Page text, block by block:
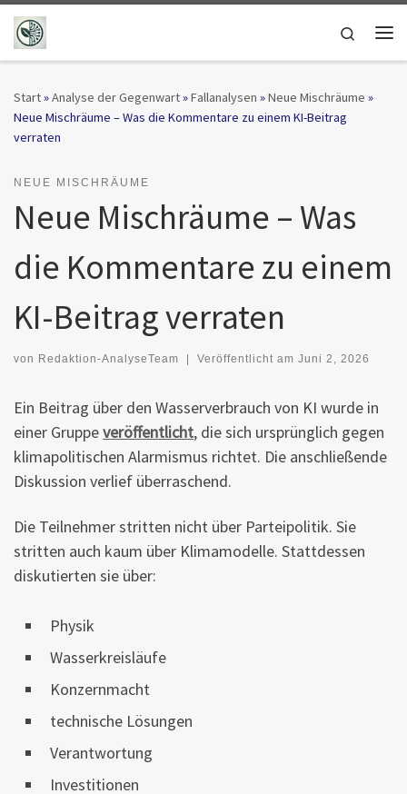
Zum Inhalt springen
Search
Start»Analyse der Gegenwart»Fallanalysen »Neue Mischräume »
Neue Mischräume – Was die Kommentare zu einem KI-Beitrag
verraten
NEUE MISCHRÄUME
Neue Mischräume – Was
die Kommentare zu einem
KI-Beitrag verraten
von Redaktion-AnalyseTeam Veröffentlicht am Juni 2, 2026
Ein Beitrag über den Wasserverbrauch von KI wurde in
einer Gruppeveröffentlicht, die sich ursprünglich gegen
klimapolitischen Alarmismus richtet. Die anschließende
Diskussion verlief überraschend.
Die Teilnehmer stritten nicht über Parteipolitik. Sie
stritten auch kaum über Klimamodelle. Stattdessen
diskutierten sie über:
Physik
Wasserkreisläufe
Konzernmacht
technische Lösungen
Verantwortung
Investitionen